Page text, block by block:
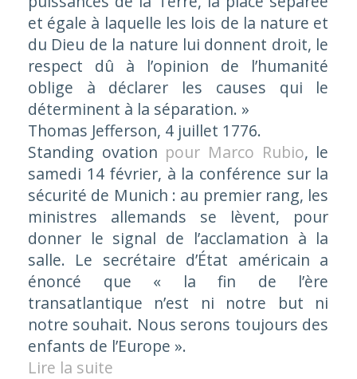
et égale à laquelle les lois de la nature et
du Dieu de la nature lui donnent droit, le
respect dû à l’opinion de l’humanité
oblige à déclarer les causes qui le
déterminent à la séparation. »
Thomas Jefferson, 4 juillet 1776.
Standing ovation pour Marco Rubio, le
samedi 14 février, à la conférence sur la
sécurité de Munich : au premier rang, les
ministres allemands se lèvent, pour
donner le signal de l’acclamation à la
salle. Le secrétaire d’État américain a
énoncé que « la fin de l’ère
transatlantique n’est ni notre but ni
notre souhait. Nous serons toujours des
enfants de l’Europe ».
Lire la suite